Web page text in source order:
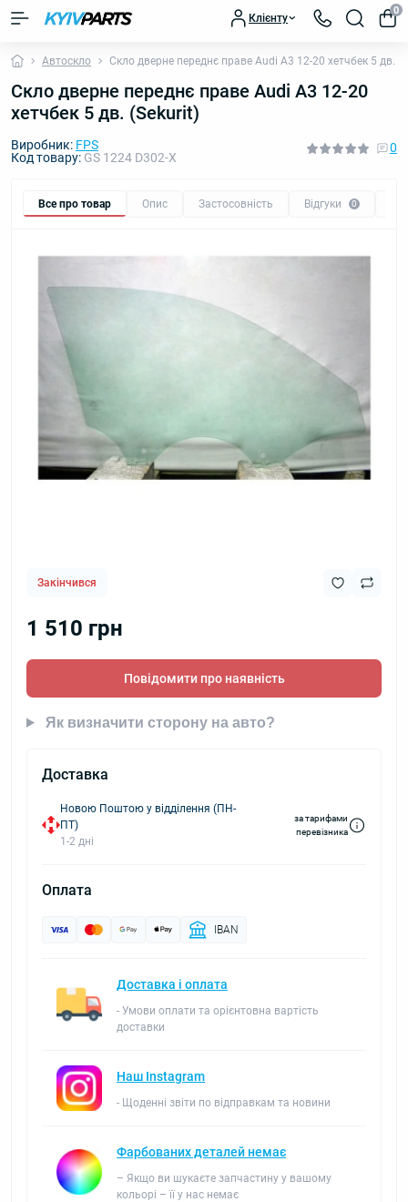
Клієнту
0
Автоскло Скло дверне переднє праве Audi A3 12-20 хетчбек 5 дв.
Скло дверне переднє праве Audi A3 12-20
хетчбек 5 дв. (Sekurit)
Виробник: FPS
Код товару: GS 1224 D302-X
0
Все про товар Опис Застосовність Відгуки 0
Закінчився
1 510 грн
Повідомити про наявність
Як визначити сторону на авто?
Доставка
Новою Поштою у відділення (ПН-
ПТ)
1-2 дні
за тарифами
перевізника
Оплата
IBAN
Доставка і оплата
- Умови оплати та орієнтовна вартість
доставки
Наш Instagram
- Щоденні звіти по відправкам та новини
Фарбованих деталей немає
– Якщо ви шукаєте запчастину у вашому
кольорі – її у нас немає